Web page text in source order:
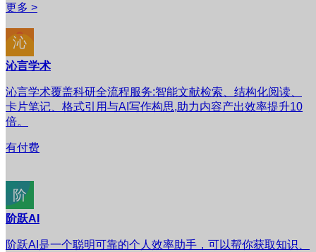
更多 >
沁言学术
沁言学术覆盖科研全流程服务:智能文献检索、结构化阅读、
卡片笔记、格式引用与AI写作构思,助力内容产出效率提升10
倍。
有付费
阶跃AI
阶跃AI是一个聪明可靠的个人效率助手，可以帮你获取知识、